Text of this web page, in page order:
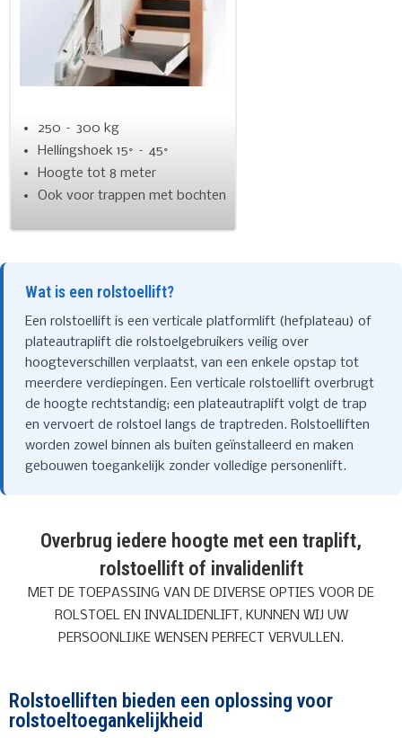
250 – 300 kg
Hellingshoek 15° – 45°
Hoogte tot 8 meter
Ook voor trappen met bochten
Wat is een rolstoellift?
Een rolstoellift is een verticale platformlift (hefplateau) of
plateautraplift die rolstoelgebruikers veilig over
hoogteverschillen verplaatst, van een enkele opstap tot
meerdere verdiepingen. Een verticale rolstoellift overbrugt
de hoogte rechtstandig; een plateautraplift volgt de trap
en vervoert de rolstoel langs de traptreden. Rolstoelliften
worden zowel binnen als buiten geïnstalleerd en maken
gebouwen toegankelijk zonder volledige personenlift.
Overbrug iedere hoogte met een traplift,
rolstoellift of invalidenlift
MET DE TOEPASSING VAN DE DIVERSE OPTIES VOOR DE
ROLSTOEL EN INVALIDENLIFT, KUNNEN WIJ UW
PERSOONLIJKE WENSEN PERFECT VERVULLEN.
Rolstoelliften bieden een oplossing voor
rolstoeltoegankelijkheid